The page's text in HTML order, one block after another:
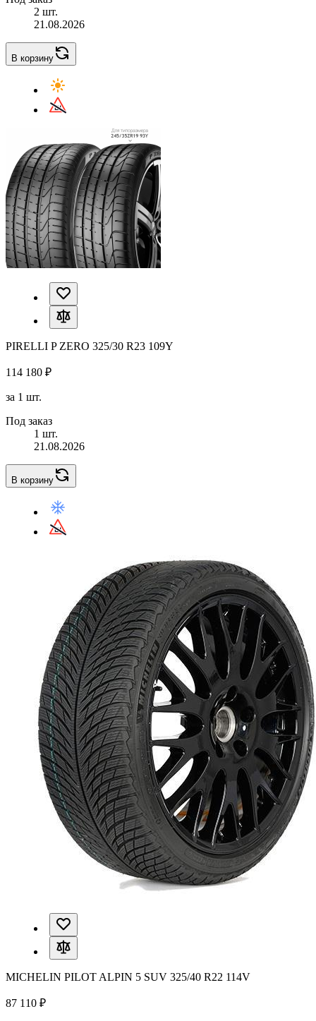
2 шт.
21.08.2026
В корзину
PIRELLI P ZERO 325/30 R23 109Y
114 180 ₽
за 1 шт.
Под заказ
1 шт.
21.08.2026
В корзину
MICHELIN PILOT ALPIN 5 SUV 325/40 R22 114V
87 110 ₽